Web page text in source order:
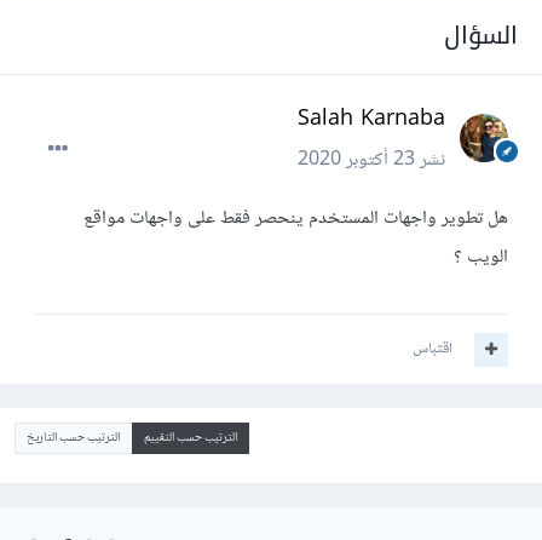
السؤال
Salah Karnaba
نشر23 أكتوبر 2020
هل تطوير واجهات المستخدم ينحصر فقط على واجهات مواقع
الويب ؟
اقتباس
الترتيب حسب التقييم الترتيب حسب التاريخ